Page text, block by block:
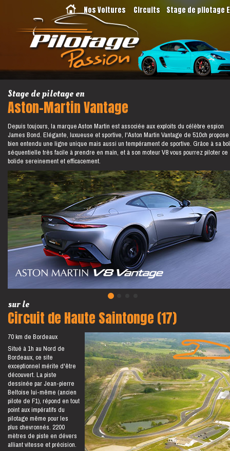
Nos Voitures Circuits Stage de pilotage
Stage de pilotage en
Aston-Martin Vantage
Depuis toujours, la marque Aston Martin est associée aux exploits du célèbre espion
James Bond. Elégante, luxueuse et sportive, l'Aston Martin Vantage de 510ch propose
bien entendu une ligne unique mais aussi un tempérament de sportive. Grâce à sa
séquentielle très facile à prendre en main, et à son moteur V8 vous pourrez piloter ce
bolide sereinement et efficacement.
sur le
Circuit de Haute Saintonge (17)
70 km de Bordeaux
Situé à 1h au Nord de
Bordeaux, ce site
exceptionnel mérite d'être
découvert. La piste
dessinée par Jean-pierre
Beltoise lui-même (ancien
pilote de F1), répond en tout
point aux impératifs du
pilotage même pour les
plus chevronnés. 2200
mètres de piste en dévers
alliant vitesse et précision.